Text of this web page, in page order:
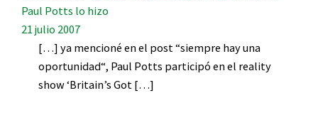
Paul Potts lo hizo
21 julio 2007
[…] ya mencioné en el post “siempre hay una
oportunidad“, Paul Potts participó en el reality
show ‘Britain’s Got […]